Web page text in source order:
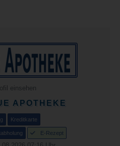
einsehen
APOTHEKE
Kreditkarte
E-Rezept